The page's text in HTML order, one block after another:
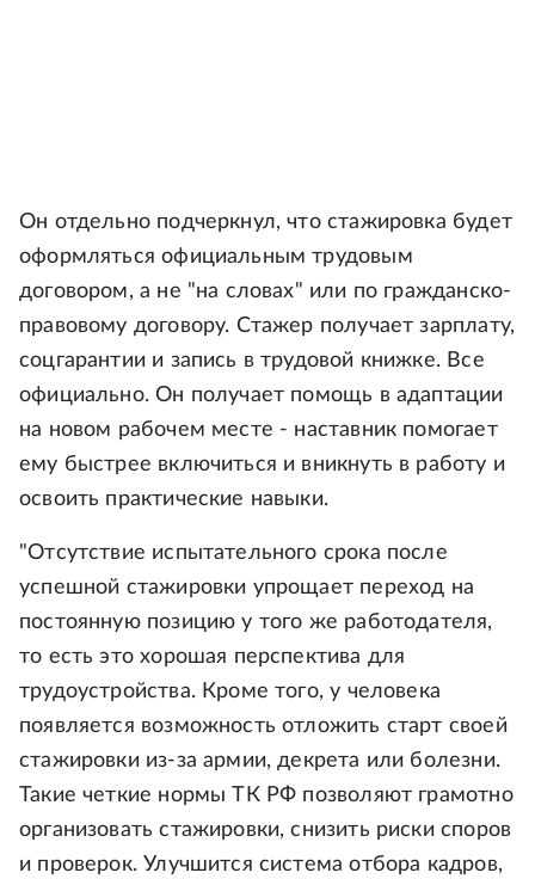
Он отдельно подчеркнул, что стажировка будет
оформляться официальным трудовым
договором, а не "на словах" или по гражданско-
правовому договору. Стажер получает зарплату,
соцгарантии и запись в трудовой книжке. Все
официально. Он получает помощь в адаптации
на новом рабочем месте - наставник помогает
ему быстрее включиться и вникнуть в работу и
освоить практические навыки.
"Отсутствие испытательного срока после
успешной стажировки упрощает переход на
постоянную позицию у того же работодателя,
то есть это хорошая перспектива для
трудоустройства. Кроме того, у человека
появляется возможность отложить старт своей
стажировки из‑за армии, декрета или болезни.
Такие четкие нормы ТК РФ позволяют грамотно
организовать стажировки, снизить риски споров
и проверок. Улучшится система отбора кадров,